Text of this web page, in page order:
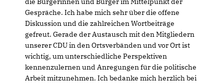
Gespräche. Ich habe mich sehr über die offene
Diskussion und die zahlreichen Wortbeiträge
gefreut. Gerade der Austausch mit den Mitgliedern
unserer CDU in den Ortsverbänden und vor Ort ist
wichtig, um unterschiedliche Perspektiven
kennenzulernen und Anregungen für die politische
Arbeit mitzunehmen. Ich bedanke mich herzlich bei